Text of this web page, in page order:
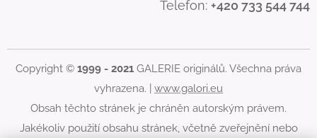
Telefon: +420 733 544 744
Copyright © 1999 - 2021 GALERIE originálů. Všechna práva
vyhrazena. | www.galori.eu
Obsah těchto stránek je chráněn autorským právem.
Jakékoliv použití obsahu stránek, včetně zveřejnění nebo